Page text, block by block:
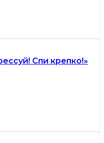
Спи крепко!»